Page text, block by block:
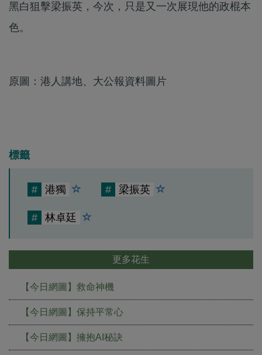
黑白狙擊梁振英，今次，只是又一次展現他的政棍本
色。
原圖：港人講地、大公報資料圖片
標籤
# 港獨 # 梁振英
# 林卓廷
更多花生
【今日網圖】救命神機
【今日網圖】保持平常心
【今日網圖】擁抱AI秘訣